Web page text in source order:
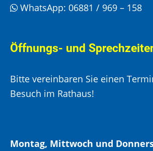
WhatsApp: 06881 / 969 – 158
Öffnungs- und
Bitte vereinbaren Sie einen
Besuch im Rathaus!
Montag, Mittwoch und